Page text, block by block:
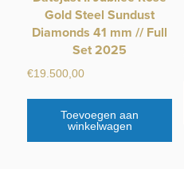
Gold Steel Sundust
Diamonds 41 mm // Full
Set 2025
€19.500,00
Toevoegen aan
winkelwagen